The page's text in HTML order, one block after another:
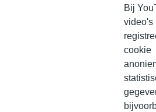
Bij
video's
cookie